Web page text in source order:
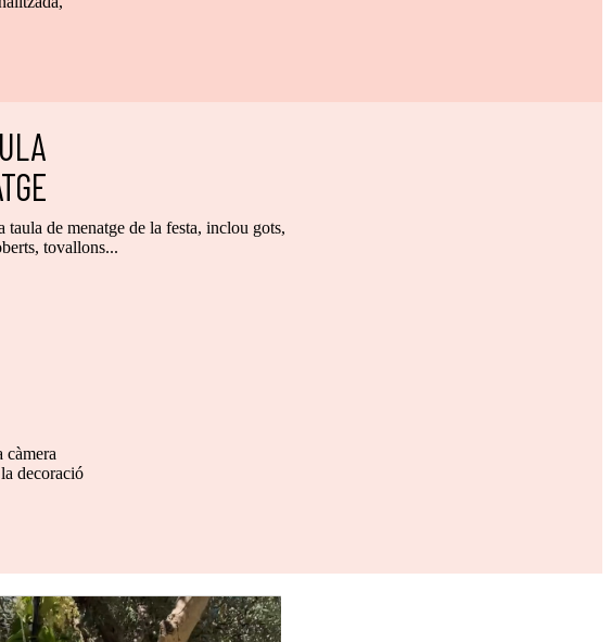
taula de menatge de la festa, inclou gots,
tovallons...
càmera
decoració